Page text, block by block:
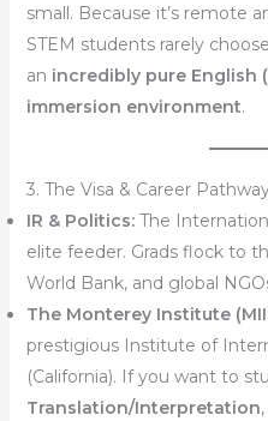
small. Because it’s remote
STEM students rarely
an incredibly pure English
immersion environment.
3. The Visa & Career
IR & Politics:The
elite feeder. Grads flock to
World Bank, and global
The Monterey Institute
prestigious Institute of
(California). If you want to
Translation/Interpretation